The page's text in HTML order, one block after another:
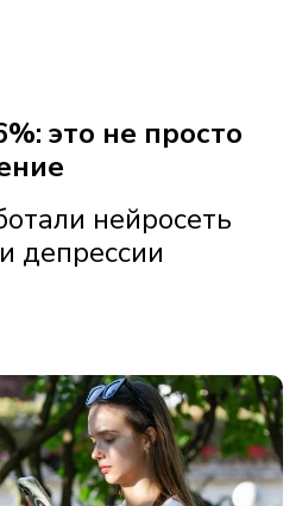
это не просто
нейросеть
депрессии